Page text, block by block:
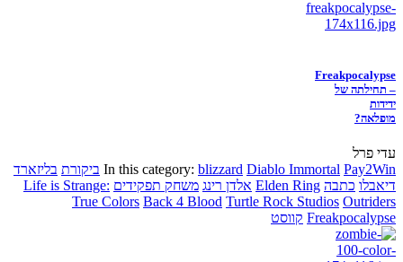
Freakpocalypse
– תחילתה של
ידידות
מופלאה?
עדי פרל
In this category: blizzard Diablo Immortal Pay2Win ביקורת בליזארד
דיאבלו כתבה Elden Ring אלדן רינג משחק תפקידים Life is Strange:
True Colors Back 4 Blood Turtle Rock Studios Outriders
Freakpocalypse קווסט